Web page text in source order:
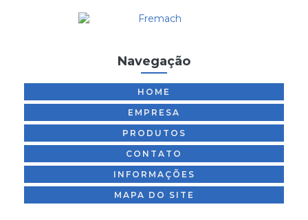
Navegação
HOME
EMPRESA
PRODUTOS
CONTATO
INFORMAÇÕES
MAPA DO SITE